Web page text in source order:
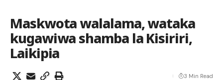
Maskwota walalama, wataka
kugawiwa shamba la Kisiriri,
Laikipia
3 Min Read